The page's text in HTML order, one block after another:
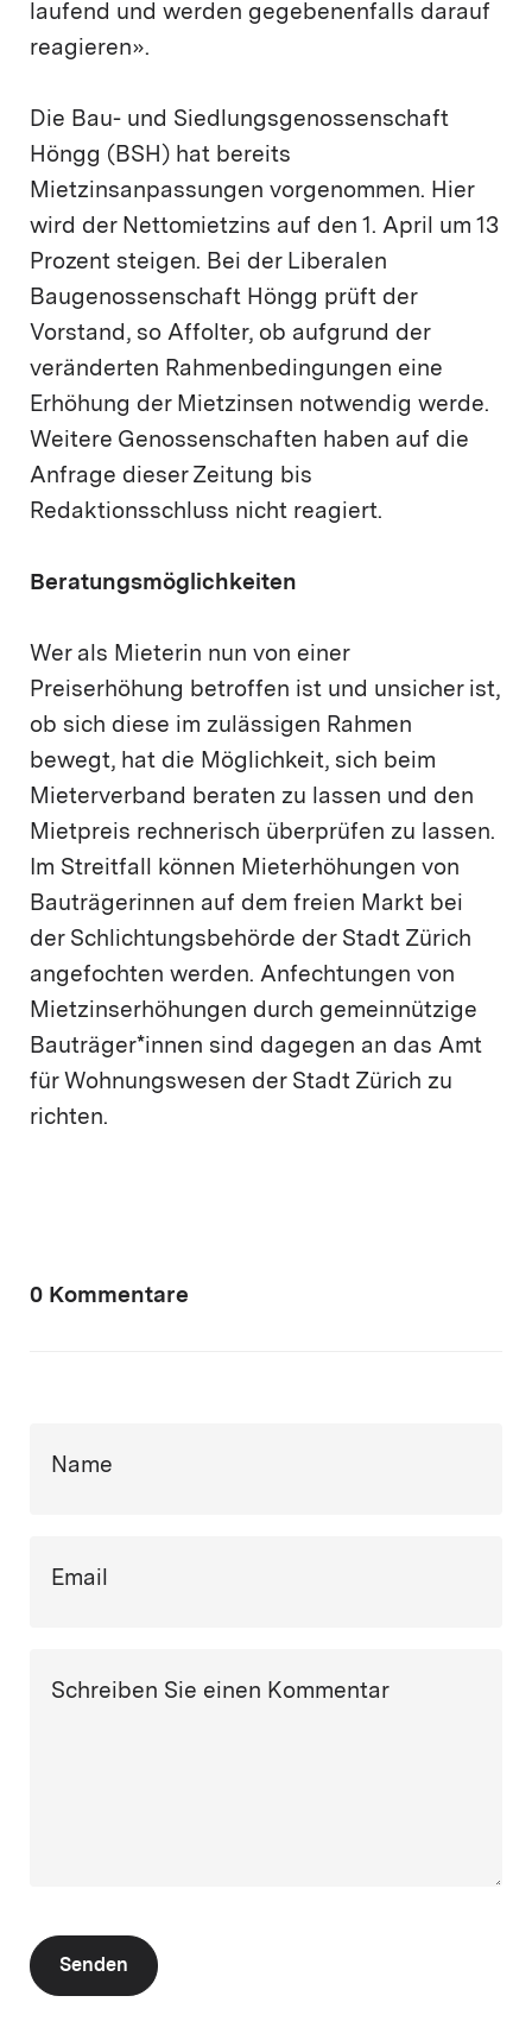
laufend und werden gegebenenfalls darauf
reagieren».
Die Bau- und Siedlungsgenossenschaft
Höngg (BSH) hat bereits
Mietzinsanpassungen vorgenommen. Hier
wird der Nettomietzins auf den 1. April um 13
Prozent steigen. Bei der Liberalen
Baugenossenschaft Höngg prüft der
Vorstand, so Affolter, ob aufgrund der
veränderten Rahmenbedingungen eine
Erhöhung der Mietzinsen notwendig werde.
Weitere Genossenschaften haben auf die
Anfrage dieser Zeitung bis
Redaktionsschluss nicht reagiert.
Beratungsmöglichkeiten
Wer als Mieterin nun von einer
Preiserhöhung betroffen ist und unsicher ist,
ob sich diese im zulässigen Rahmen
bewegt, hat die Möglichkeit, sich beim
Mieterverband beraten zu lassen und den
Mietpreis rechnerisch überprüfen zu lassen.
Im Streitfall können Mieterhöhungen von
Bauträgerinnen auf dem freien Markt bei
der Schlichtungsbehörde der Stadt Zürich
angefochten werden. Anfechtungen von
Mietzinserhöhungen durch gemeinnützige
Bauträger*innen sind dagegen an das Amt
für Wohnungswesen der Stadt Zürich zu
richten.
0 Kommentare
Name
Email
Schreiben Sie einen Kommentar
Senden